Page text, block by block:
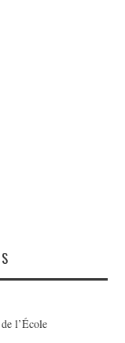
l’École